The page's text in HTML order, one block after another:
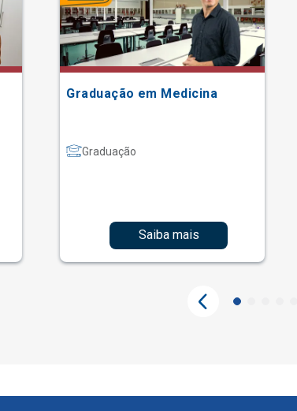
Graduação em Medicina
Graduação
Saiba mais